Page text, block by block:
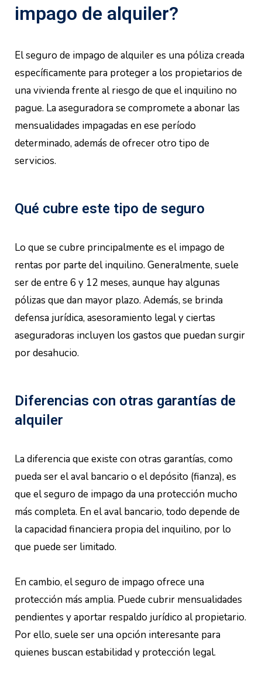
impago de alquiler?
El seguro de impago de alquiler es una póliza creada
específicamente para proteger a los propietarios de
una vivienda frente al riesgo de que el inquilino no
pague. La aseguradora se compromete a abonar las
mensualidades impagadas en ese período
determinado, además de ofrecer otro tipo de
servicios.
Qué cubre este tipo de seguro
Lo que se cubre principalmente es el impago de
rentas por parte del inquilino. Generalmente, suele
ser de entre 6 y 12 meses, aunque hay algunas
pólizas que dan mayor plazo. Además, se brinda
defensa jurídica, asesoramiento legal y ciertas
aseguradoras incluyen los gastos que puedan surgir
por desahucio.
Diferencias con otras garantías de
alquiler
La diferencia que existe con otras garantías, como
pueda ser el aval bancario o el depósito (fianza), es
que el seguro de impago da una protección mucho
más completa. En el aval bancario, todo depende de
la capacidad financiera propia del inquilino, por lo
que puede ser limitado.
En cambio, el seguro de impago ofrece una
protección más amplia. Puede cubrir mensualidades
pendientes y aportar respaldo jurídico al propietario.
Por ello, suele ser una opción interesante para
quienes buscan estabilidad y protección legal.